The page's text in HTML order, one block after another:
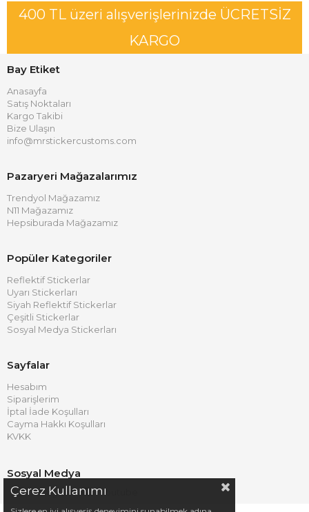
400 TL üzeri alışverişlerinizde ÜCRETSİZ
KARGO
Bay Etiket
Anasayfa
Satış Noktaları
Kargo Takibi
Bize Ulaşın
info@mrstickercustoms.com
Pazaryeri Mağazalarımız
Trendyol Mağazamız
N11 Mağazamız
Hepsiburada Mağazamız
Popüler Kategoriler
Reflektif Stickerlar
Uyarı Stickerları
Siyah Reflektif Stickerlar
Çeşitli Stickerlar
Sosyal Medya Stickerları
Sayfalar
Hesabım
Siparişlerim
İptal İade Koşulları
Cayma Hakkı Koşulları
KVKK
Sosyal Medya
Instagram Youtube
Çerez Kullanımı